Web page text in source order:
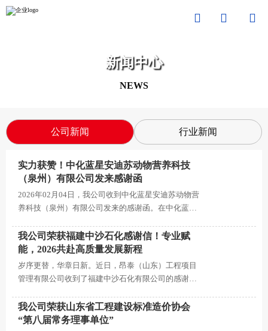
  
新闻中心
NEWS
公司新闻 行业新闻
实力获赞！中化蓝星安迪苏动物营养科技
（泉州）有限公司发来感谢函
2026年02月04日，我公司收到中化蓝星安迪苏动物营
养科技（泉州）有限公司发来的感谢函。在中化蓝星
氨酸及固蛋配套年产40万吨硫酸项目自启动以来中，
对我司的造价咨询服务给予高度赞誉，这份认可是合
作成效的有力见证。
我公司荣获福建中沙石化感谢信！专业赋
能，2026共赴高质量发展新程
岁序更替，华章日新。近日，昂泰（山东）工程项目
管理有限公司收到了福建中沙石化有限公司的感谢
强劲动力。
我公司荣获山东省工程建设标准造价协会
“第八届常务理事单位”